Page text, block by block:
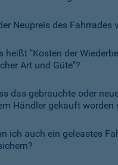
Neupreis des Fahrrades
heißt "Kosten der
Art und Güte"?
das gebrauchte oder
Händler gekauft worden
ich auch ein geleastes